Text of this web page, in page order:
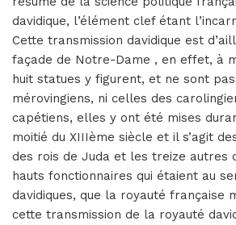
davidique, l’élément clef étant
Cette transmission davidique est
façade de Notre-Dame , en effet, à
huit statues y figurent, et ne sont
mérovingiens, ni celles des
capétiens, elles y ont été mises
moitié du XIIIème siècle et il s’agit
des rois de Juda et les treize autres
hauts fonctionnaires qui étaient au
davidiques, que la royauté française
cette transmission de la royauté